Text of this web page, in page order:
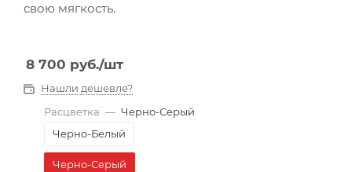
свою мягкость.
8 700 руб./шт
Нашли дешевле?
Расцветка — Черно-Серый
Черно-Белый
Черно-Серый